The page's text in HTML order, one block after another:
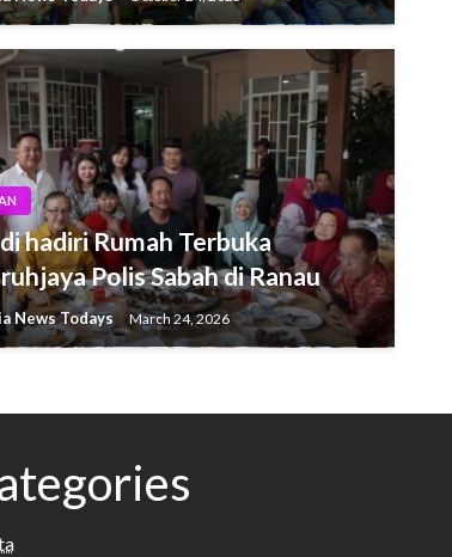
hadiri Rumah Terbuka
Polis Sabah di Ranau
News Todays March 24, 2026